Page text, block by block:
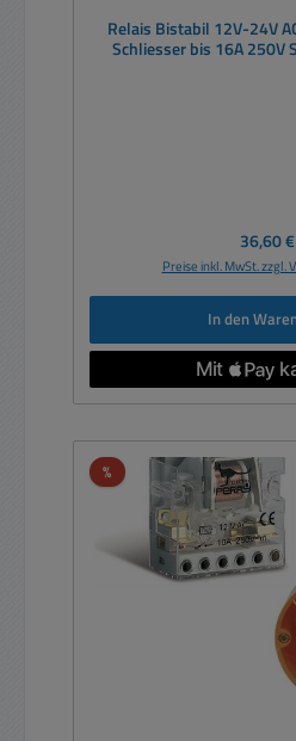
Relais Bistabil 12V-24V
Schliesser bis 16A 250V
36,60 €
Preise inkl. MwSt. zzgl.
In den
%Rabatt